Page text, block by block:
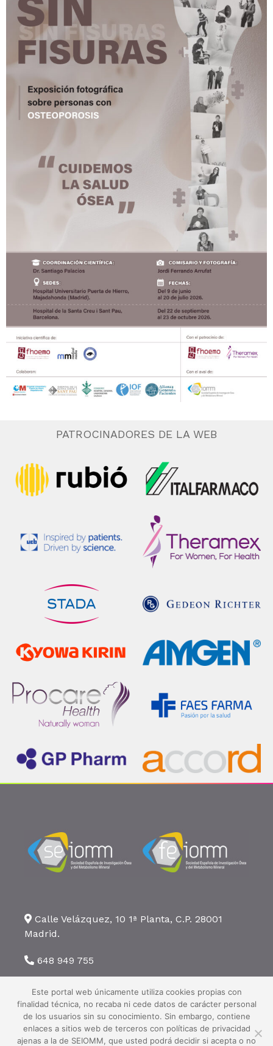
PATROCINADORES DE LA WEB
Calle Velázquez, 10 1ª Planta, C.P. 28001
Madrid.
648 949 755
seiomm@seiomm.org
Este portal web únicamente utiliza cookies propias con
finalidad técnica, no recaba ni cede datos de carácter personal
de los usuarios sin su conocimiento. Sin embargo, contiene
enlaces a sitios web de terceros con políticas de privacidad
ajenas a la de SEIOMM, que usted podrá decidir si acepta o no